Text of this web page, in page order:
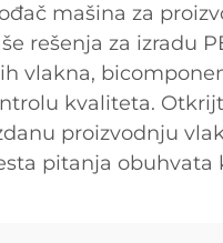
mašina za
rešenja za izradu
vlakna,
kvaliteta.
proizvodnju
pitanja obuhvata